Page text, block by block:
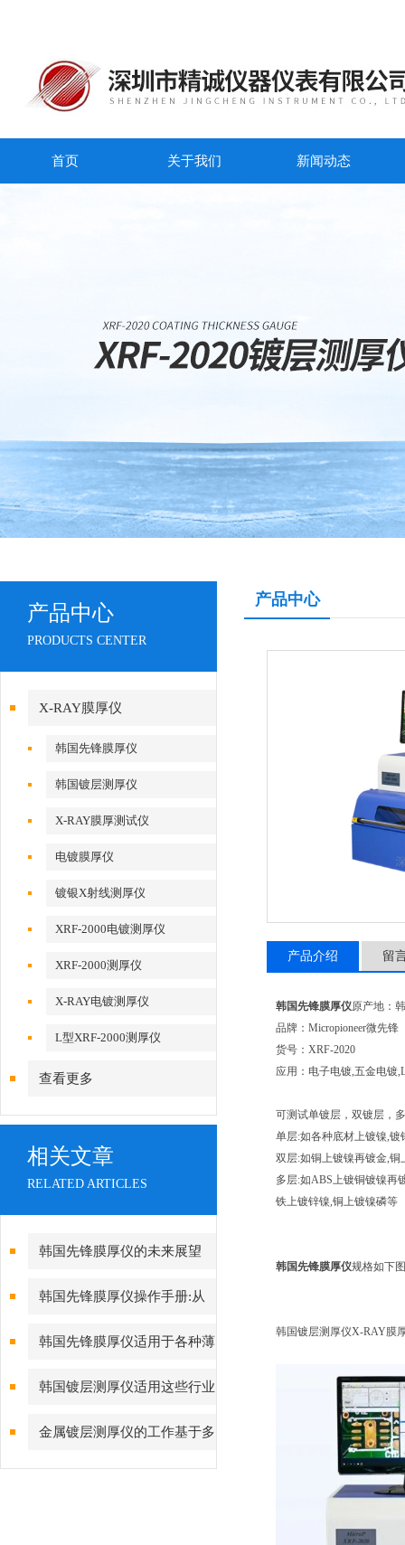
首页 关于我们 新闻动态
产品中心
PRODUCTS CENTER
X-RAY膜厚仪
韩国先锋膜厚仪
韩国镀层测厚仪
X-RAY膜厚测试仪
电镀膜厚仪
镀银X射线测厚仪
XRF-2000电镀测厚仪
XRF-2000测厚仪
X-RAY电镀测厚仪
L型XRF-2000测厚仪
查看更多
相关文章
RELATED ARTICLES
韩国先锋膜厚仪的未来展望
韩国先锋膜厚仪操作手册:从
入门到精通
韩国先锋膜厚仪适用于各种薄
膜材料的测量
韩国镀层测厚仪适用这些行业
金属镀层测厚仪的工作基于多
种物理或化学原理
产品中心
产品介绍 留
韩国先锋膜厚仪原产地：
品牌：Micropioneer微先锋
货号：XRF-2020
应用：电子电镀,五金电镀
可测试单镀层，双镀层，
单层:如各种底材上镀镍,镀
双层:如铜上镀镍再镀金,
多层:如ABS上镀铜镀镍再
铁上镀锌镍,铜上镀镍磷等
韩国先锋膜厚仪规格如下图
韩国镀层测厚仪X-RAY膜